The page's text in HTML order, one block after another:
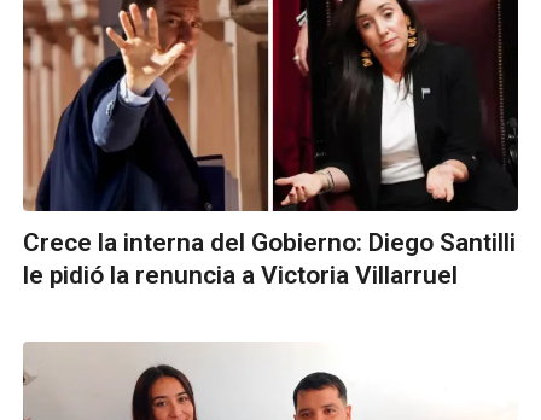
Crece la interna del Gobierno: Diego Santilli
le pidió la renuncia a Victoria Villarruel